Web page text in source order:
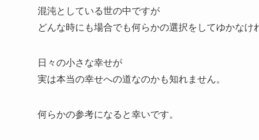
混沌としている世の中ですが
どんな時にも場合でも何らかの選択をしてゆかなけ
日々の小さな幸せが
実は本当の幸せへの道なのかも知れません。
何らかの参考になると幸いです。